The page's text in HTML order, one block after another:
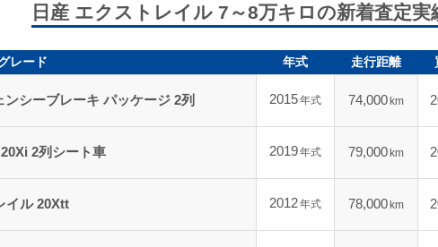
日産 エクストレイル 7～8万キロの新着査定実
レード 年式 走行距離
シーブレーキ パッケージ 2列 2015年式 74,000 km
2列シート車 2019年式 79,000 km
イル 20Xtt 2012年式 78,000 km